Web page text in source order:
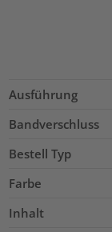
Ausführung
Bandverschluss
Bestell Typ
Farbe
Inhalt